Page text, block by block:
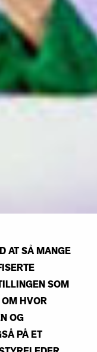
AT SÅ MANGE
SOM
OM HVOR
OG
PÅ ET